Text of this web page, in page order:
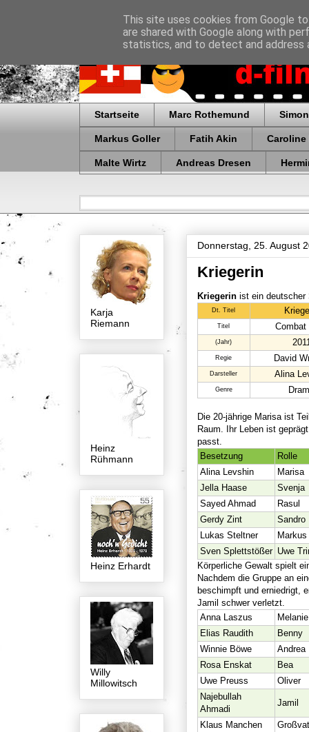
Startseite Marc Rothemund
Markus Goller Fatih Akin Caroline
Malte Wirtz Andreas Dresen
Donnerstag, 25. August
Kriegerin
Kriegerinist ein deutscher
Dt. Titel
Titel Combat
(Jahr)
Regie David
Darsteller Alina
Genre
Die 20-jährige Marisa ist
Raum. Ihr Leben ist
passt.
Besetzung
Rolle
Alina Levshin
Marisa
Jella Haase
Svenja
Sayed Ahmad
Rasul
Gerdy Zint
Sandro
Lukas Steltner
Markus
Sven Splettstößer Uwe
Körperliche Gewalt spielt
Nachdem die Gruppe an
beschimpft und erniedrigt,
Jamil schwer verletzt.
Anna Laszus
Melanie
Elias Raudith
Benny
Winnie Böwe
Andrea
Rosa Enskat
Bea
Uwe Preuss
Oliver
Najebullah
Ahmadi
Jamil
Klaus Manchen
Karja
Riemann
Heinz
Rühmann
Heinz Erhardt
Willy
Millowitsch
This site uses cookies from Google
are shared with Google along with
statistics, and to detect and address